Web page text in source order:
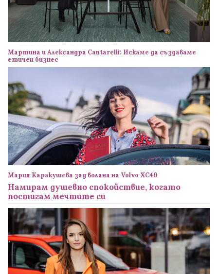
Мартина и Александра Cantarelli: Искаме да създаваме
етичен бизнес
Мария Каракушева зад волана на Volvo XC40
Намирам душевно спокойствие, когато
постигам мечтите си